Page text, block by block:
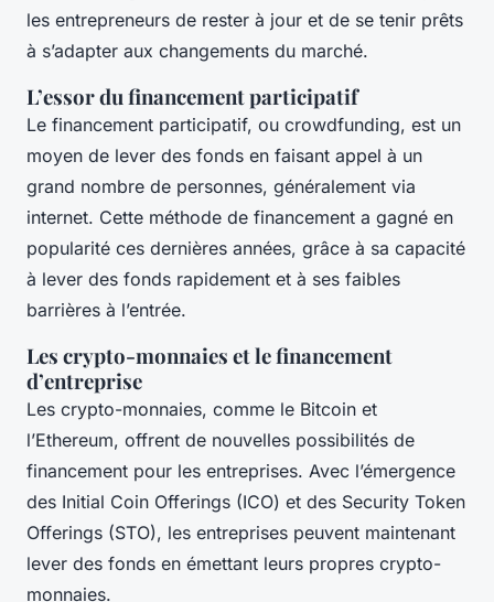
les entrepreneurs de rester à jour et de se tenir prêts
à s’adapter aux changements du marché.
L’essor du financement participatif
Le financement participatif, ou crowdfunding, est un
moyen de lever des fonds en faisant appel à un
grand nombre de personnes, généralement via
internet. Cette méthode de financement a gagné en
popularité ces dernières années, grâce à sa capacité
à lever des fonds rapidement et à ses faibles
barrières à l’entrée.
Les crypto-monnaies et le financement
d’entreprise
Les crypto-monnaies, comme le Bitcoin et
l’Ethereum, offrent de nouvelles possibilités de
financement pour les entreprises. Avec l’émergence
des Initial Coin Offerings (ICO) et des Security Token
Offerings (STO), les entreprises peuvent maintenant
lever des fonds en émettant leurs propres crypto-
monnaies.